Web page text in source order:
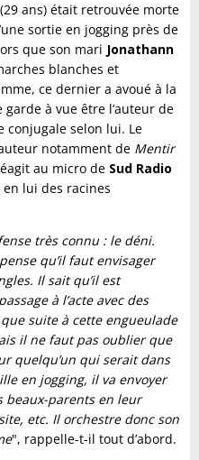
(29 ans) était retrouvée morte
sortie en jogging près de
que son mari Jonathann
blanches et
ce dernier a avoué à la
à vue être l’auteur de
conjugale selon lui. Le
notamment de Mentir
au micro de Sud Radio
lui des racines
très connu : le déni.
qu’il faut envisager
Il sait qu’il est
à l’acte avec des
suite à cette engueulade
il ne faut pas oublier que
quelqu’un qui serait dans
en jogging, il va envoyer
beaux-parents en leur
etc. Il orchestre donc son
", rappelle-t-il tout d’abord.